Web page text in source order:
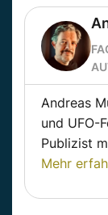
Andreas
und UFO-
Publizist
Mehr